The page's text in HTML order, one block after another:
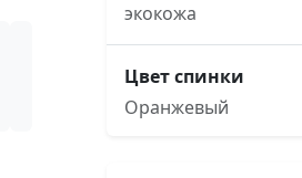
экокожа
Цвет спинки
Оранжевый